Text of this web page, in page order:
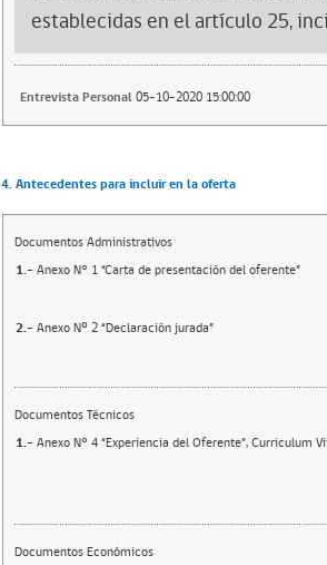
establecidas en el artículo 25,
Entrevista Personal05-10-2020 15:00:00
4. Antecedentes para incluir en la oferta
Documentos Administrativos
1.- Anexo N° 1 “Carta de presentación del oferente”
2.- Anexo Nº 2 “Declaración jurada”
Documentos Técnicos
1.- Anexo N° 4 “Experiencia del Oferente”, Curriculum
Documentos Económicos